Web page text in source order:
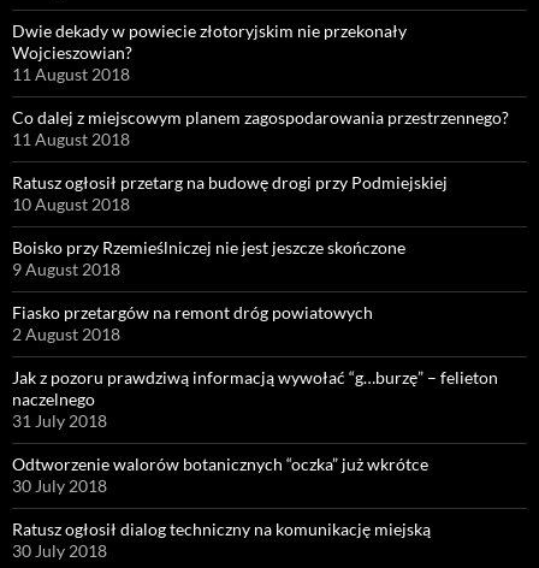
Dwie dekady w powiecie złotoryjskim nie przekonały
Wojcieszowian?
11 August 2018
Co dalej z miejscowym planem zagospodarowania przestrzennego?
11 August 2018
Ratusz ogłosił przetarg na budowę drogi przy Podmiejskiej
10 August 2018
Boisko przy Rzemieślniczej nie jest jeszcze skończone
9 August 2018
Fiasko przetargów na remont dróg powiatowych
2 August 2018
Jak z pozoru prawdziwą informacją wywołać “g…burzę” – felieton
naczelnego
31 July 2018
Odtworzenie walorów botanicznych “oczka” już wkrótce
30 July 2018
Ratusz ogłosił dialog techniczny na komunikację miejską
30 July 2018